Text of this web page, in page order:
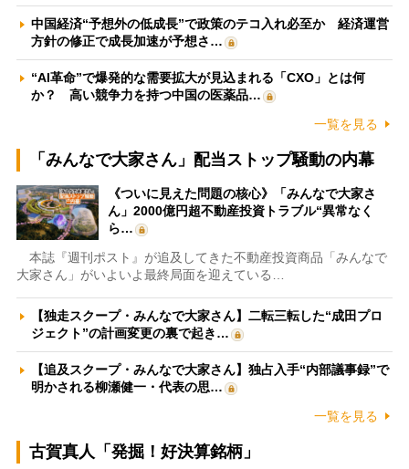
中国経済“予想外の低成長”で政策のテコ入れ必至か 経済運営
方針の修正で成長加速が予想さ…
“AI革命”で爆発的な需要拡大が見込まれる「CXO」とは何
か？ 高い競争力を持つ中国の医薬品…
一覧を見る
「みんなで大家さん」配当ストップ騒動の内幕
《ついに見えた問題の核心》「みんなで大家さ
ん」2000億円超不動産投資トラブル“異常なく
ら…
本誌『週刊ポスト』が追及してきた不動産投資商品「みんなで
大家さん」がいよいよ最終局面を迎えている…
【独走スクープ・みんなで大家さん】二転三転した“成田プロ
ジェクト”の計画変更の裏で起き…
【追及スクープ・みんなで大家さん】独占入手“内部議事録”で
明かされる柳瀬健一・代表の思…
一覧を見る
古賀真人「発掘！好決算銘柄」